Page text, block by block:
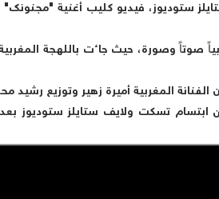
ستوديوز، فيديو كليب أغنية "مجنونك"
صوتاً وصورة، حيث جاءت باللهجة
المغربية أميرة زهير وتوزيع رشيد
ابتسام تسكت ولايف ستايلز ستوديوز